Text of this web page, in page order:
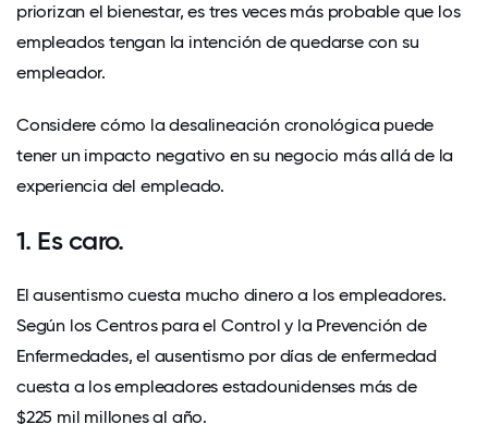
priorizan el bienestar, es tres veces más probable que los
empleados tengan la intención de quedarse con su
empleador.
Considere cómo la desalineación cronológica puede
tener un impacto negativo en su negocio más allá de la
experiencia del empleado.
1. Es caro.
El ausentismo cuesta mucho dinero a los empleadores.
Según los Centros para el Control y la Prevención de
Enfermedades, el ausentismo por días de enfermedad
cuesta a los empleadores estadounidenses más de
$225 mil millones al año.